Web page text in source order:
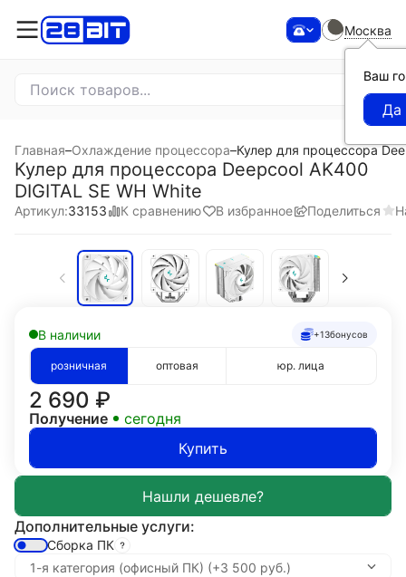
Москва
Ваш
Главная–Охлаждение процессора–Кулер для процессора
Кулер для процессора Deepcool AK400
DIGITAL SE WH White
Артикул:33153 К сравнению В избранное Поделиться
В наличии +13бонусов
розничная оптовая юр. лица
2 690 ₽
Получение
сегодня
Купить
Дополнительные услуги:
Сборка ПК